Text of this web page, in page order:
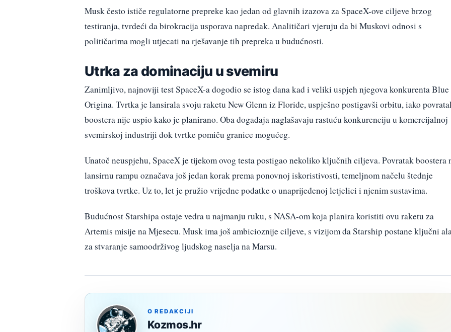
Musk često ističe regulatorne prepreke kao jedan od glavnih izazova za SpaceX-ove ciljeve brzog
testiranja, tvrdeći da birokracija usporava napredak. Analitičari vjeruju da bi Muskovi odnosi s
političarima mogli utjecati na rješavanje tih prepreka u budućnosti.
Utrka za dominaciju u svemiru
Zanimljivo, najnoviji test SpaceX-a dogodio se istog dana kad i veliki uspjeh njegova konkurenta Blue
Origina. Tvrtka je lansirala svoju raketu New Glenn iz Floride, uspješno postigavši orbitu, iako
boostera nije uspio kako je planirano. Oba događaja naglašavaju rastuću konkurenciju u komercijalnoj
svemirskoj industriji dok tvrtke pomiču granice mogućeg.
Unatoč neuspjehu, SpaceX je tijekom ovog testa postigao nekoliko ključnih ciljeva. Povratak boostera
lansirnu rampu označava još jedan korak prema ponovnoj iskoristivosti, temeljnom načelu štednje
troškova tvrtke. Uz to, let je pružio vrijedne podatke o unaprijeđenoj letjelici i njenim sustavima.
Budućnost Starshipa ostaje vedra u najmanju ruku, s NASA-om koja planira koristiti ovu raketu za
Artemis misije na Mjesecu. Musk ima još ambicioznije ciljeve, s vizijom da Starship postane ključni
za stvaranje samoodrživog ljudskog naselja na Marsu.
O REDAKCIJI
Kozmos.hr